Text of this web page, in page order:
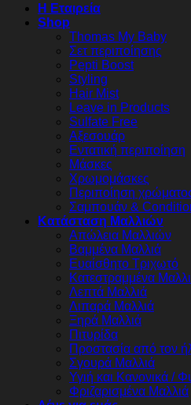
Η Εταιρεία
Shop
Thomas My Baby
Σετ περιποίησης
Pepti Boost
Styling
Hair Mist
Leave in Products
Sulfate Free
Αξεσουάρ
Εντατική περιποίηση
Μάσκες
Χρωμομάσκες
Περιποίηση
Σαμπουάν &
Κατάσταση Μαλλιών
Απώλεια Μαλλιών
Βαμμένα Μαλλιά
Ευαίσθητο Τριχωτό
Κατεστραμμένα
Λεπτά Μαλλιά
Λιπαρά Μαλλιά
Ξηρά Μαλλιά
Πιτυρίδα
Προστασία από τον
Σγουρά Μαλλιά
Υγιή και Κανονικά /
Φριζαρισμένα Μαλλιά